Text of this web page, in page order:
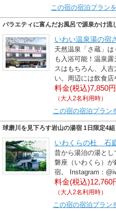
この宿の宿泊プラン
バラエティに富んだお風呂で源泉かけ流
いわい温泉湯の宿
天然温泉「さ蔵」
も入浴可能！温泉
スはもちろん、人
い。周辺には飲食
料金(税込)7,850
（大人2名利用時）
この宿の宿泊プラン
球磨川を見下ろす岩山の湯宿 1日限定4組
いわくらの杜 石
昔から湯治の湯とし
磐座（いわくら）
宿。 Instagram：
料金(税込)12,760
（大人2名利用時）
この宿の宿泊プラン